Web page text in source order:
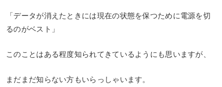
「データが消えたときには現在の状態を保つために電源を切
るのがベスト」
このことはある程度知られてきているようにも思いますが、
まだまだ知らない方もいらっしゃいます。